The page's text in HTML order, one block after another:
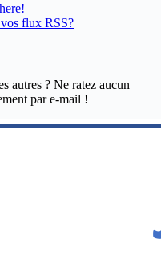
flux RSS?
autres ? Ne ratez aucun
par e-mail !